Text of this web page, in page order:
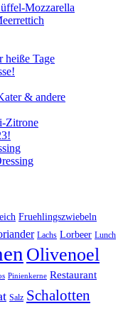
Mozzarella
heiße Tage
& andere
Zitrone
Fruehlingszwiebeln
Lachs Lorbeer Lunch
Olivenoel
Pinienkerne Restaurant
Salz Schalotten